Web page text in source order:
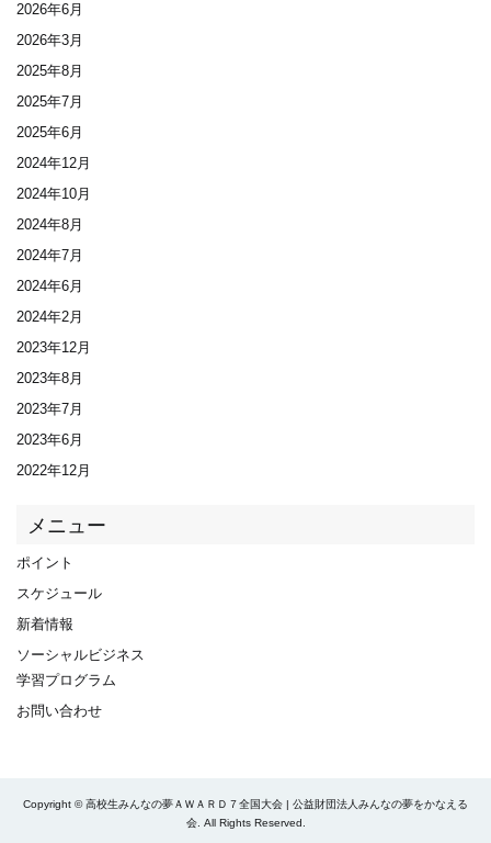
2026年6月
2026年3月
2025年8月
2025年7月
2025年6月
2024年12月
2024年10月
2024年8月
2024年7月
2024年6月
2024年2月
2023年12月
2023年8月
2023年7月
2023年6月
2022年12月
メニュー
ポイント
スケジュール
新着情報
ソーシャルビジネス
学習プログラム
お問い合わせ
Copyright © 高校生みんなの夢ＡＷＡＲＤ７全国大会 | 公益財団法人みんなの夢をかなえる
会. All Rights Reserved.